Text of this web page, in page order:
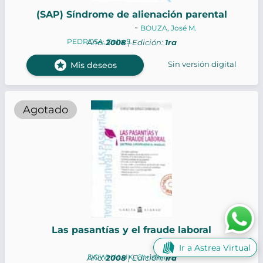
(SAP) Síndrome de alienación parental
PEDROSA, Delia S.
- BOUZA, José M.
Año:2008| Edición: 1ra
stars Mis deseos Sin versión digital
Agotado
Las pasantías y el fraude laboral
DOWHALUK, Christian S.
Año:2008| Edición:1ra
Ir a Astrea Virtual